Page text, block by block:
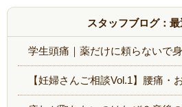
スタッフブログ：
学生頭痛｜薬だけに頼らないで
【妊婦さんご相談Vol.1】腰痛・